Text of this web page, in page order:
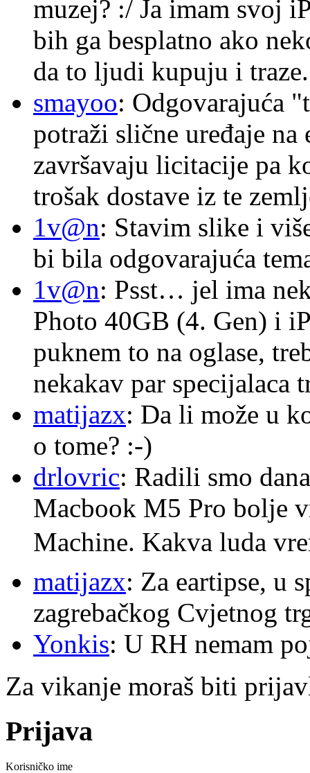
muzej? :/ Ja imam svoj
bih ga besplatno ako
da to ljudi kupuju i traze.
smayoo: Odgovarajuća
potraži slične uređaje
završavaju licitacije pa
trošak dostave iz te
1v@n: Stavim slike i
bi bila odgovarajuća
1v@n: Psst… jel ima
Photo 40GB (4. Gen) i
puknem to na oglase,
nekakav par
matijazx: Da li može u
o tome? :-)
drlovric: Radili smo
Macbook M5 Pro bolje
Machine. Kakva luda
matijazx: Za eartipse, u
zagrebačkog Cvjetnog
Yonkis: U RH nemam
Za vikanje moraš biti
Prijava
Korisničko ime